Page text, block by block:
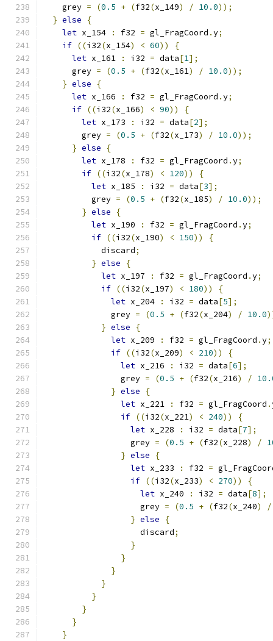
    grey
= (0.5 + (f32(x_149) / 10.0));
} else
{
let x_154 : f32 = gl_FragCoord .y;
if ((i32(x_154) < 60))
{
let x_161 : i32 = data[1];
      grey
= (0.5 + (f32(x_161) / 10.0));
} else
{
let x_166 : f32 = gl_FragCoord .y;
if ((i32(x_166) < 90))
{
let x_173 : i32 = data[2];
        grey
= (0.5 + (f32(x_173) / 10.0));
} else
{
let x_178 : f32 = gl_FragCoord .y;
if ((i32(x_178) < 120))
{
let x_185 : i32 = data[3];
          grey
= (0.5 + (f32(x_185) / 10.0));
} else
{
let x_190 : f32 = gl_FragCoord .y;
if ((i32(x_190) < 150))
{
            discard
;
} else
{
let x_197 : f32 = gl_FragCoord .y;
if ((i32(x_197) < 180))
{
let x_204 : i32 = data[5];
              grey
= (0.5 + (f32(x_204) / 10.0
} else
{
let x_209 : f32 = gl_FragCoord .y;
if ((i32(x_209) < 210))
{
let x_216 : i32 = data[6];
                grey
= (0.5 + (f32(x_216) /
} else
{
let x_221 : f32 = gl_FragCoord .
if ((i32(x_221) < 240))
{
let x_228 : i32 = data[7];
                  grey
= (0.5 + (f32(x_228) /
} else
{
let x_233 : f32 =
if ((i32(x_233) < 270))
{
let x_240 : i32 = data[8];
                    grey
= (0.5 + (f32(x_240)
/
} else
{
                    discard
;
}
}
}
}
}
}
}
}